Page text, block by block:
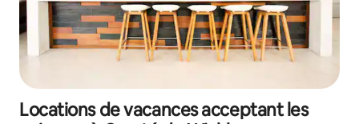
Locations de vacances acceptant les